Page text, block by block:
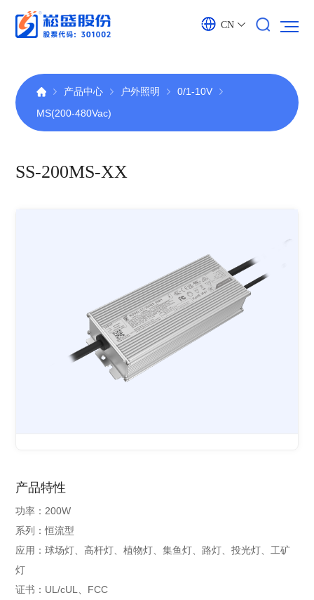
CN
产品中心 户外照明
0/1-10V
MS(200-480Vac)
SS-200MS-XX
产品特性
功率：200W
系列：恒流型
应用：球场灯、高杆灯、植物灯、集鱼灯、路灯、投光灯、工矿
灯
证书：UL/cUL、FCC